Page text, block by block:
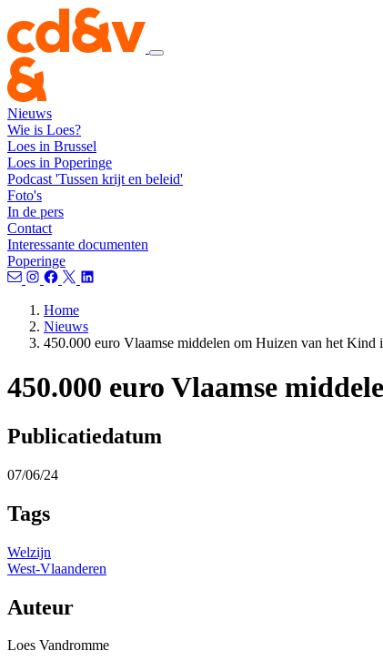
Nieuws
Wie is Loes?
Loes in Brussel
Loes in Poperinge
Podcast 'Tussen krijt en beleid'
Foto's
In de pers
Contact
Interessante documenten
Poperinge
Home
Nieuws
450.000 euro Vlaamse middelen om Huizen van het Kind
450.000 euro Vlaamse
Publicatiedatum
07/06/24
Tags
Welzijn
West-Vlaanderen
Auteur
Loes Vandromme